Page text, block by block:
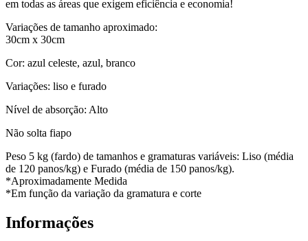
em todas as áreas que exigem eficiência e economia!
Variações de tamanho aproximado:
30cm x 30cm
Cor: azul celeste, azul, branco
Variações: liso e furado
Nível de absorção: Alto
Não solta fiapo
Peso 5 kg (fardo) de tamanhos e gramaturas variáveis: Liso (média
de 120 panos/kg) e Furado (média de 150 panos/kg).
*Aproximadamente Medida
*Em função da variação da gramatura e corte
Informações